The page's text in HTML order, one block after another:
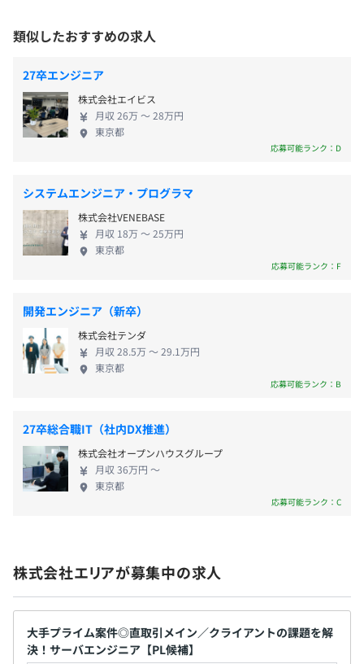
《 自社システム・サービス一覧》
■ SVing System
売上分析から多店舗の課題を瞬時に発見・可視化し、的確
な店舗指導と迅速な問題解決を支えるシステム
■ ATOMS
タスク指示や進捗共有を蓄積・一元管理し、作業結果の見
■ 販売システム
販促計画とチラシ作成を統合し、データ連携や実績分析に
よって重複作業とチラシ費用を大幅に削減するシステム
媒体計画から顧客のレスポンス、営業マンのアポイントや
成果までを一元管理する訪問販売支援システム
■ ComTra［こむとら］
簡単な操作とFAQガイダンスにより、新人でも円滑な対応
■ MENU CREATOR
売上・仕入情報のリンクや食包材からのマスタ作成によ
り、簡単にレシピ管理ができる飲食業向けシステム
ル
■ PC-N／W運用支援
社内PC・NWの構築、監視、ヘルプデスクまで、面倒なIT
インフラ運用業務を最新技術で一手に代行するサービス
＜東京本社＞
・各線「池袋駅」35番出口より徒歩6分
・有楽町線「東池袋駅」2番出口より徒歩6分
・資格手当
賞与：年2回
昇給：年1回（1月）
社会保険完備（健康保険、厚生年金、企業年金基金、失業
無期雇用
3カ月（期間中、条件の変更はありません）
前年度の月平均所定外労働時間の実績
17.1時間
前年度の有給休暇の平均取得日数
男性0人/0人
女性1人/1人
役員及び管理的地位にある者に占める女性の割合
役員0.0%
ませんか？
類似したおすすめの求人
27卒エンジニア
株式会社エイビス
月収 26万 〜 28万円
東京都
応募可能ランク：D
システムエンジニア・プログラマ
株式会社VENEBASE
月収 18万 〜 25万円
東京都
応募可能ランク：F
開発エンジニア（新卒）
株式会社テンダ
月収 28.5万 〜 29.1万円
東京都
応募可能ランク：B
27卒総合職IT（社内DX推進）
株式会社オープンハウスグループ
月収 36万円 〜
東京都
応募可能ランク：C
株式会社エリアが募集中の求人
大手プライム案件◎直取引メイン／クライアントの課題を解
決！サーバエンジニア【PL候補】